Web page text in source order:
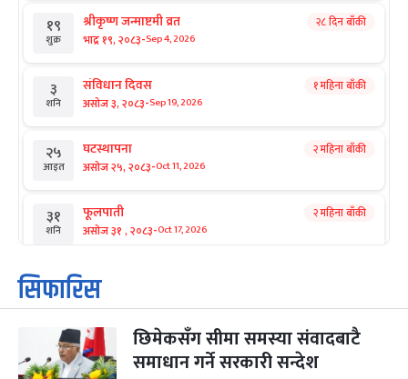
१९
शुक्र
श्रीकृष्ण जन्माष्टमी व्रत
भाद्र १९, २०८३-Sep 4, 2026
२८ दिन बाँकी
३
शनि
संविधान दिवस
असोज ३, २०८३-Sep 19, 2026
१ महिना बाँकी
२५
आइत
घटस्थापना
असोज २५, २०८३-Oct 11, 2026
२ महिना बाँकी
३१
शनि
फूलपाती
असोज ३१ , २०८३-Oct 17, 2026
२ महिना बाँकी
१
आइत
कार्तिक सङ्क्रान्ति
कार्तिक १, २०८३
३
मंगल
महानवमी
कार्तिक ३, २०८३-Oct 20, 2026
२ महिना बाँकी
सिफारिस
छिमेकसँग सीमा समस्या संवादबाटै
समाधान गर्ने सरकारी सन्देश